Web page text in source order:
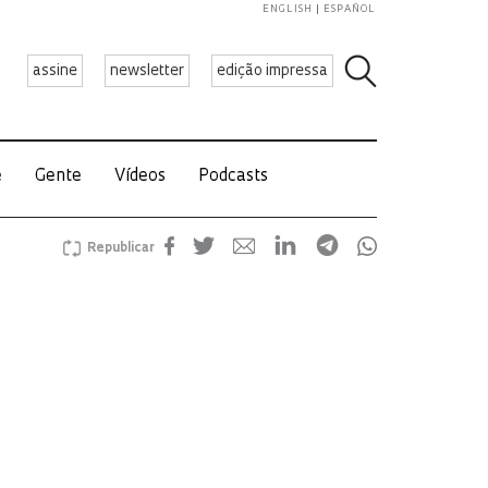
assine newsletter edição impressa
ENGLISH ESPAÑOL
Gente Vídeos Podcasts
Republicar